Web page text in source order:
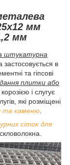
мм
мм
штукатурна
в
та гіпсові
плитки або
і слугує
які розміщені
та каменю.
сіток для